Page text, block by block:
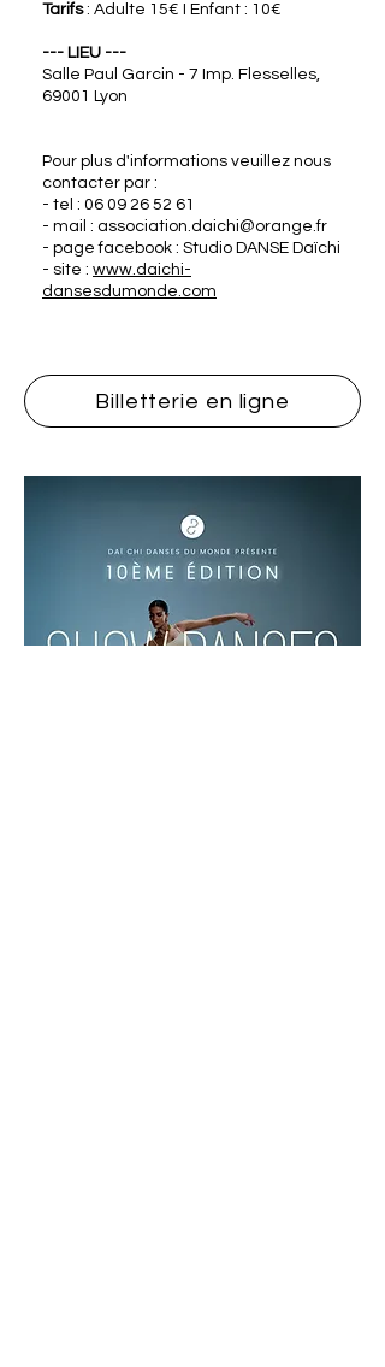
Tarifs: Adulte 15€ I Enfant : 10€
--- LIEU ---
Salle Paul Garcin - 7 Imp. Flesselles,
69001 Lyon
Pour plus d'informations veuillez nous
contacter par :
- tel : 06 09 26 52 61
- mail : association.daichi@orange.fr
- page facebook : Studio DANSE Daïchi
- site : www.daichi-
dansesdumonde.com
Billetterie en ligne